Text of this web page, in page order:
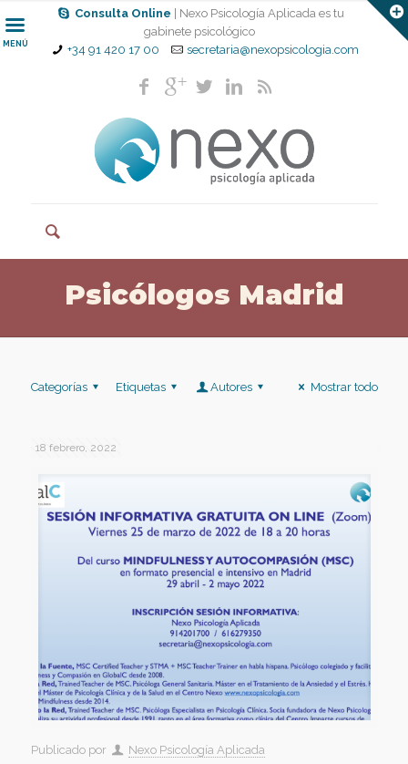
Consulta Online
| Nexo Psicología Aplicada es tu
gabinete psicológico
+34 91 420 17 00
secretaria@nexopsicologia.com
MENÚ
Psicólogos Madrid
Categorías Etiquetas Autores Mostrar todo
18 febrero, 2022
Publicado por Nexo Psicología Aplicada